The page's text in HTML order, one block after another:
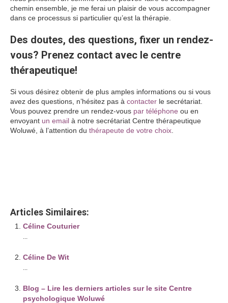
chemin ensemble, je me ferai un plaisir de vous accompagner
dans ce processus si particulier qu’est la thérapie.
Des doutes, des questions, fixer un rendez-
vous? Prenez contact avec le centre
thérapeutique!
Si vous désirez obtenir de plus amples informations ou si vous
avez des questions, n’hésitez pas à contacter le secrétariat.
Vous pouvez prendre un rendez-vous par téléphone ou en
envoyant un email à notre secrétariat Centre thérapeutique
Woluwé, à l’attention du thérapeute de votre choix
Articles Similaires:
Céline Couturier
...
Céline De Wit
...
Blog – Lire les derniers articles sur le site Centre
psychologique Woluwé